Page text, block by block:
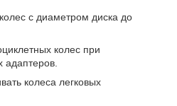
с диаметром диска до
колес при
колеса легковых